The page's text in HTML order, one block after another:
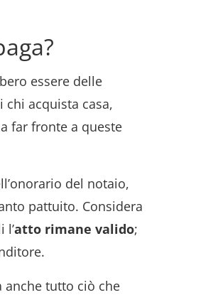
essere delle
chi acquista casa,
far fronte a queste
del notaio,
pattuito. Considera
l’atto rimane valido;
anche tutto ciò che